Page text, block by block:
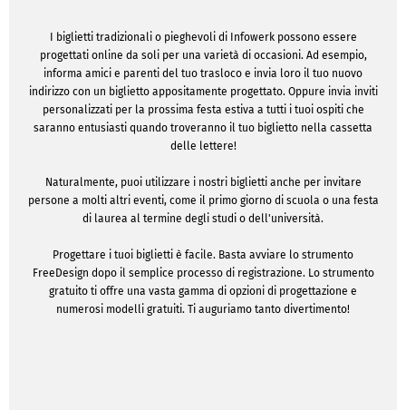
I biglietti tradizionali o pieghevoli di Infowerk possono essere
progettati online da soli per una varietà di occasioni. Ad esempio,
informa amici e parenti del tuo trasloco e invia loro il tuo nuovo
indirizzo con un biglietto appositamente progettato. Oppure invia inviti
personalizzati per la prossima festa estiva a tutti i tuoi ospiti che
saranno entusiasti quando troveranno il tuo biglietto nella cassetta
delle lettere!
Naturalmente, puoi utilizzare i nostri biglietti anche per invitare
persone a molti altri eventi, come il primo giorno di scuola o una festa
di laurea al termine degli studi o dell'università.
Progettare i tuoi biglietti è facile. Basta avviare lo strumento
FreeDesign dopo il semplice processo di registrazione. Lo strumento
gratuito ti offre una vasta gamma di opzioni di progettazione e
numerosi modelli gratuiti. Ti auguriamo tanto divertimento!